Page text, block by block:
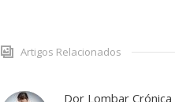
Artigos Relacionados
Dor Lombar Crónica